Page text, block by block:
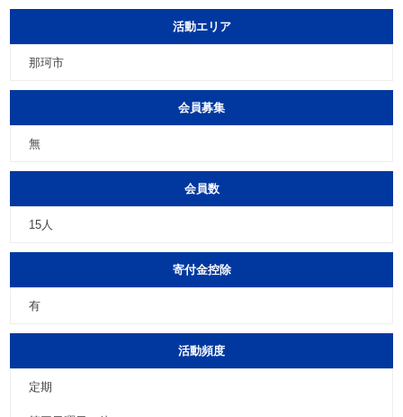
活動エリア
那珂市
会員募集
無
会員数
15人
寄付金控除
有
活動頻度
定期